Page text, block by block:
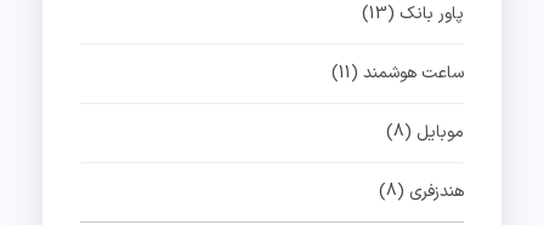
پاور بانک (13)
ساعت هوشمند (11)
موبایل (8)
هندزفری (8)